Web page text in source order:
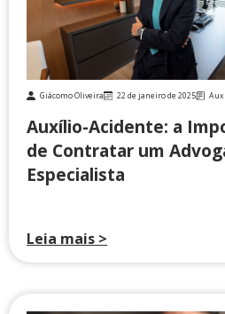
Giácomo Oliveira 22 de janeiro de 2025
Auxílio-Acidente: a
de Contratar um
Especialista
Leia mais >